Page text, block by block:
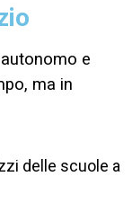
e
ma in
delle scuole a